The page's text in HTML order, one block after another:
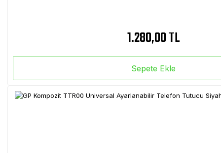
1.280,00 TL
Sepete Ekle